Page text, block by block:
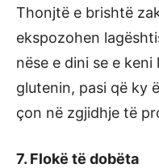
Thonjtë e brishtë
ekspozohen
nëse e dini se e
glutenin, pasi që ky
çon në zgjidhje të
7. Flokë të dobëta